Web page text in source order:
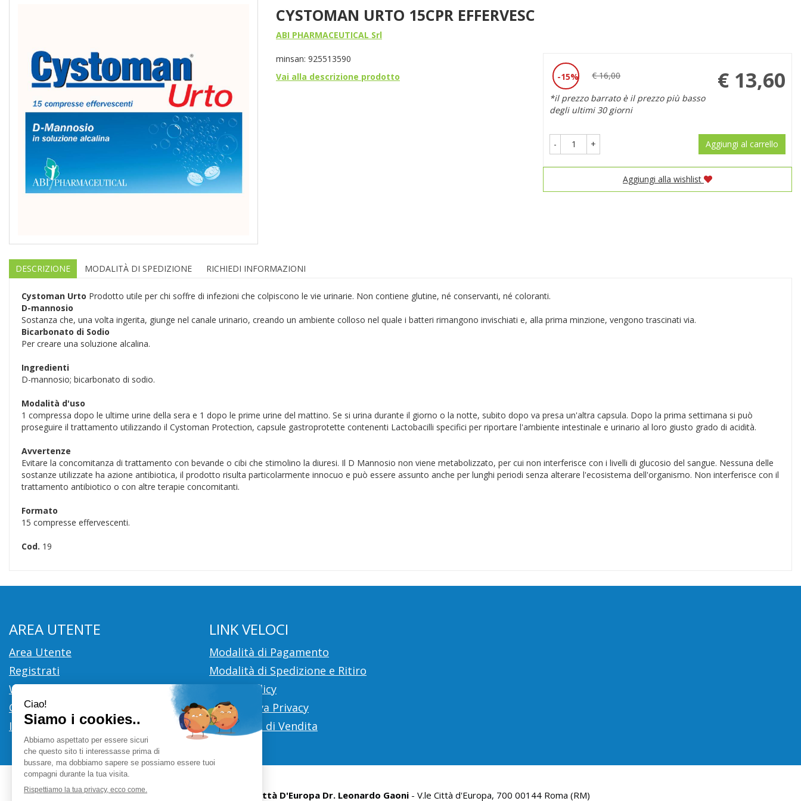
CYSTOMAN URTO 15CPR EFFERVESC
ABI PHARMACEUTICAL Srl
minsan: 925513590
Vai alla descrizione prodotto
Sconto
15% € 16,00
Prezzo
scontato
€ 13,60
*il prezzo barrato è il prezzo più basso
degli ultimi 30 giorni
- + Aggiungi al carrello
Aggiungi alla wishlist
DESCRIZIONE MODALITÀ DI SPEDIZIONE RICHIEDI INFORMAZIONI
Cystoman Urto Prodotto utile per chi soffre di infezioni che colpiscono le vie urinarie. Non contiene glutine, né conservanti, né coloranti.
D-mannosio
Sostanza che, una volta ingerita, giunge nel canale urinario, creando un ambiente colloso nel quale i batteri rimangono invischiati e, alla prima minzione, vengono trascinati via.
Bicarbonato di Sodio
Per creare una soluzione alcalina.
Ingredienti
D-mannosio; bicarbonato di sodio.
Modalità d'uso
1 compressa dopo le ultime urine della sera e 1 dopo le prime urine del mattino. Se si urina durante il giorno o la notte, subito dopo va presa un'altra capsula. Dopo la prima settimana si può
proseguire il trattamento utilizzando il Cystoman Protection, capsule gastroprotette contenenti Lactobacilli specifici per riportare l'ambiente intestinale e urinario al loro giusto grado di acidità.
Avvertenze
Evitare la concomitanza di trattamento con bevande o cibi che stimolino la diuresi. Il D Mannosio non viene metabolizzato, per cui non interferisce con i livelli di glucosio del sangue. Nessuna delle
sostanze utilizzate ha azione antibiotica, il prodotto risulta particolarmente innocuo e può essere assunto anche per lunghi periodi senza alterare l'ecosistema dell'organismo. Non interferisce con il
trattamento antibiotico o con altre terapie concomitanti.
Formato
15 compresse effervescenti.
Cod. 19
AREA UTENTE
Area Utente
Registrati
Wishlist
Contatti
Iscrizione alla Newsletter
LINK VELOCI
Modalità di Pagamento
Modalità di Spedizione e Ritiro
Cookie Policy
Informativa Privacy
Condizioni di Vendita
Farmacia Città D'Europa Dr. Leonardo Gaoni - V.le Città d'Europa, 700 00144 Roma (RM)